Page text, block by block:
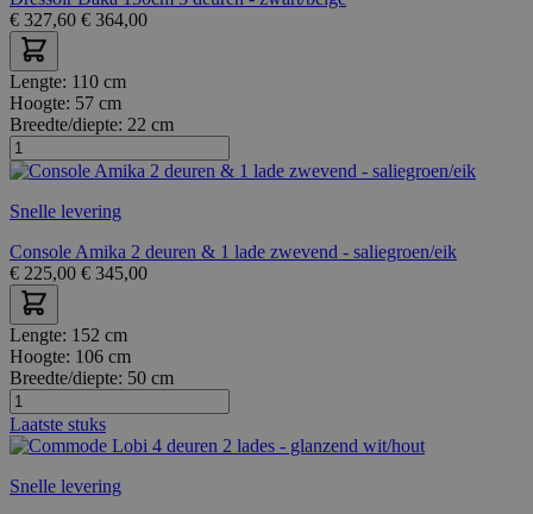
€ 327,60 € 364,00
Lengte: 110 cm
Hoogte: 57 cm
Breedte/diepte: 22 cm
Snelle levering
Console Amika 2 deuren & 1 lade zwevend - saliegroen/eik
€ 225,00 € 345,00
Lengte: 152 cm
Hoogte: 106 cm
Breedte/diepte: 50 cm
Laatste stuks
Snelle levering